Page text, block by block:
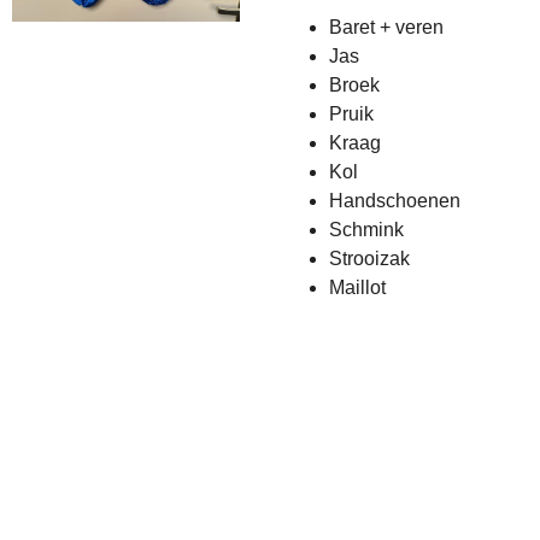
Baret + veren
Jas
Broek
Pruik
Kraag
Kol
Handschoenen
Schmink
Strooizak
Maillot